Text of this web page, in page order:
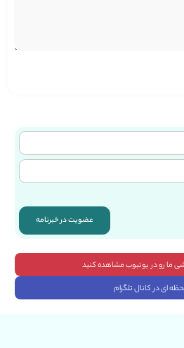
عضویت در خبرنامه
ما رو در یوتیوب مشاهده کنید
ای در کانال تلگرام